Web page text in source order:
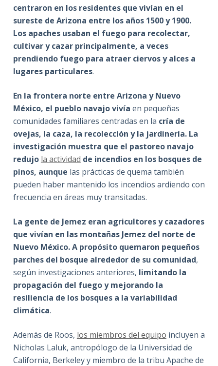
centraron en los residentes que vivían en el
sureste de Arizona entre los años 1500 y 1900.
Los apaches usaban el fuego para recolectar,
cultivar y cazar principalmente, a veces
prendiendo fuego para atraer ciervos y alces a
lugares particulares.
En la frontera norte entre Arizona y Nuevo
México, el pueblo navajo vivía en pequeñas
comunidades familiares centradas en la cría de
ovejas, la caza, la recolección y la jardinería. La
investigación muestra que el pastoreo navajo
redujo la actividad de incendios en los bosques de
pinos, aunque las prácticas de quema también
pueden haber mantenido los incendios ardiendo con
frecuencia en áreas muy transitadas.
La gente de Jemez eran agricultores y cazadores
que vivían en las montañas Jemez del norte de
Nuevo México. A propósito quemaron pequeños
parches del bosque alrededor de su comunidad,
según investigaciones anteriores, limitando la
propagación del fuego y mejorando la
resiliencia de los bosques a la variabilidad
climática.
Además de Roos, los miembros del equipo incluyen a
Nicholas Laluk, antropólogo de la Universidad de
California, Berkeley y miembro de la tribu Apache de